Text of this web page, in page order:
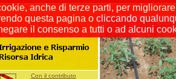
Con il contributo
anche di terze parti, per
questa pagina o cliccando
il consenso a tutti o ad alcuni